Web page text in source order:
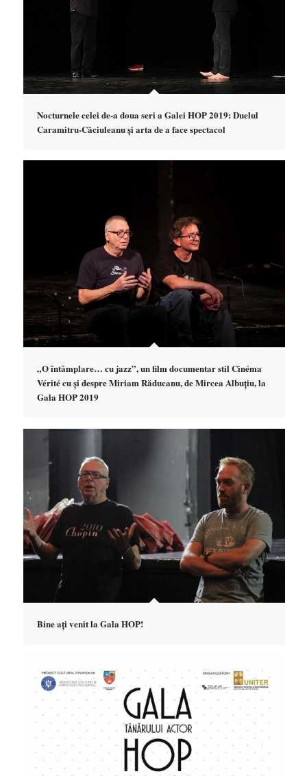
Nocturnele celei de-a doua seri a Galei HOP 2019: Duelul
Caramitru-Căciuleanu și arta de a face spectacol
„O întâmplare… cu jazz”, un film documentar stil Cinéma
Vérité cu și despre Miriam Răducanu, de Mircea Albuțiu, la
Gala HOP 2019
Bine ați venit la Gala HOP!